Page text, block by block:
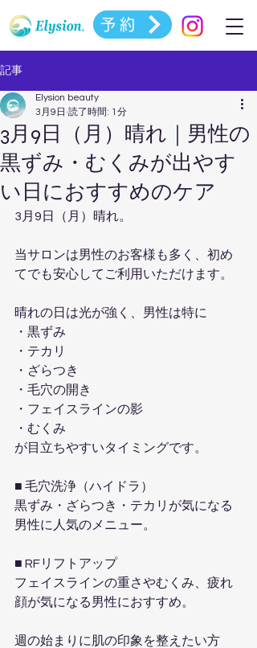
予約
記事
3月9日（月）晴れ｜男性の
黒ずみ・むくみが出やす
い日におすすめのケア
Elysion beauty
3月9日 読了時間: 1分
3月9日（月）晴れ。
当サロンは男性のお客様も多く、初め
てでも安心してご利用いただけます。
晴れの日は光が強く、男性は特に
・黒ずみ
・テカリ
・ざらつき
・毛穴の開き
・フェイスラインの影
・むくみ
が目立ちやすいタイミングです。
■ 毛穴洗浄（ハイドラ）
黒ずみ・ざらつき・テカリが気になる
男性に人気のメニュー。
■ RFリフトアップ
フェイスラインの重さやむくみ、疲れ
顔が気になる男性におすすめ。
週の始まりに肌の印象を整えたい方